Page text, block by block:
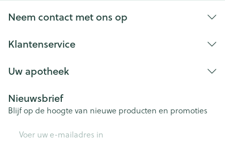
Neem contact met ons op
Klantenservice
Uw apotheek
Nieuwsbrief
Blijf op de hoogte van nieuwe producten en promoties